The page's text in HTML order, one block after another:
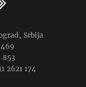
Srbija
469
853
2621 174